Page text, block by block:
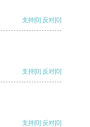
支持[0] 反对[0]
支持[0] 反对[0]
支持[0] 反对[0]